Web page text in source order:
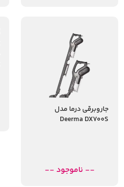
جاروبرقی درما مدل
Deerma DX700S
-- ناموجود --